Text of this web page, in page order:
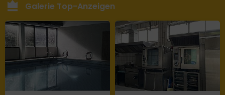
Galerie Top-Anzeigen